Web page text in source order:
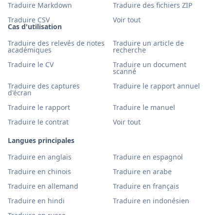
Cas d'utilisation
Traduire des relevés de notes
académiques
Traduire un article de
recherche
Traduire le CV
Traduire un document
scanné
Traduire des captures
d'écran
Traduire le rapport annuel
Traduire le rapport
Traduire le manuel
Traduire le contrat
Voir tout
Langues principales
Traduire en anglais
Traduire en espagnol
Traduire en chinois
Traduire en arabe
Traduire en allemand
Traduire en français
Traduire en hindi
Traduire en indonésien
Traduire Markdown
Traduire des fichiers ZIP
Traduire CSV
Voir tout